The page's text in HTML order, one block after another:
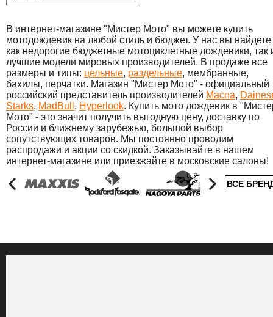
В интернет-магазине "Мистер Мото" вы можете купить
мотодождевик на любой стиль и бюджет. У нас вы найдете
как недорогие бюджетные мотоциклетные дождевики, так
лучшие модели мировых производителей. В продаже все
размеры и типы: цельные, раздельные, мембранные,
бахилы, перчатки. Магазин "Мистер Мото" - официальный
российский представитель производителей Macna,
Starks, MadBull , Hyperlook. Купить мото дождевик в
Мото" - это значит получить выгодную цену, доставку по
России и ближнему зарубежью, большой выбор
сопутствующих товаров. Мы постоянно проводим
распродажи и акции со скидкой. Заказывайте в нашем
интернет-магазине или приезжайте в московские салоны!
ВСЕ